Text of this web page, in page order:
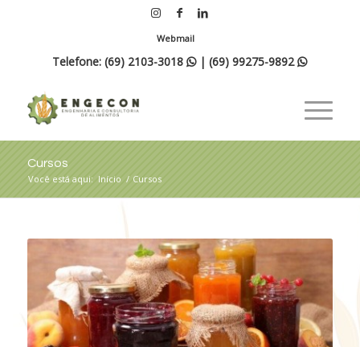
Webmail
Telefone:(69) 2103-3018|(69) 99275-9892
Cursos
Você está aqui: Início / Cursos